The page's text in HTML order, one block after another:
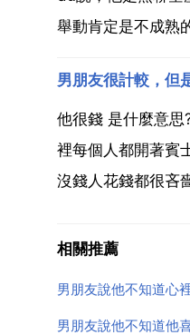
舉動肯定是不成熟
男朋友很計較，但
他很錢 是什麼意
裡每個人都開著賓
沒錢人花錢都很吝
相關推薦
男朋友說他不知道心
男朋友說他不知道他